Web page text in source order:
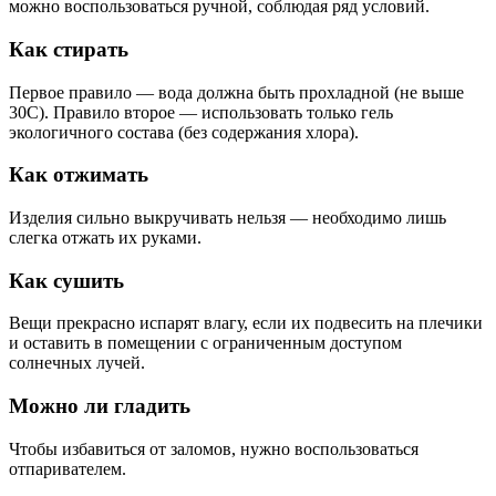
можно воспользоваться ручной, соблюдая ряд условий.
Как стирать
Первое правило — вода должна быть прохладной (не выше
30С). Правило второе — использовать только гель
экологичного состава (без содержания хлора).
Как отжимать
Изделия сильно выкручивать нельзя — необходимо лишь
слегка отжать их руками.
Как сушить
Вещи прекрасно испарят влагу, если их подвесить на плечики
и оставить в помещении с ограниченным доступом
солнечных лучей.
Можно ли гладить
Чтобы избавиться от заломов, нужно воспользоваться
отпаривателем.